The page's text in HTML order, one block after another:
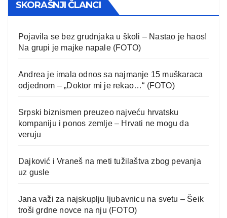
SKORAŠNJI ČLANCI
Pojavila se bez grudnjaka u školi – Nastao je haos!
Na grupi je majke napale (FOTO)
Andrea je imala odnos sa najmanje 15 muškaraca
odjednom – „Doktor mi je rekao…“ (FOTO)
Srpski biznismen preuzeo najveću hrvatsku
kompaniju i ponos zemlje – Hrvati ne mogu da
veruju
Dajković i Vraneš na meti tužilaštva zbog pevanja
uz gusle
Jana važi za najskuplju ljubavnicu na svetu – Šeik
troši grdne novce na nju (FOTO)